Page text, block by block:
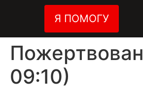
Я ПОМОГУ
09:10)